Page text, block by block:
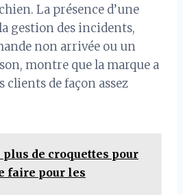
La présence d’une
gestion des incidents,
non arrivée ou un
montre que la marque a
clients de façon assez
plus de croquettes pour
faire​ pour les